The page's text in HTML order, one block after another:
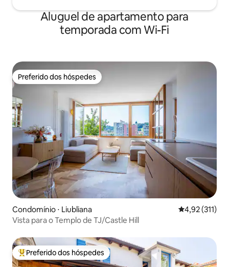
Aluguel de apartamento para
temporada com Wi-Fi
Preferido dos hóspedes
Preferido dos hóspedes
Condomínio ⋅ Liubliana 4,92 de uma
4,92 (311)
Vista para o Templo de TJ/Castle Hill
Entre os melhores preferidos dos hóspedes
Preferido dos hóspedes